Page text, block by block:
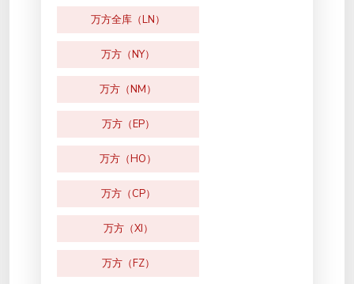
万方全库（LN）
万方（NY）
万方（NM）
万方（EP）
万方（HO）
万方（CP）
万方（XI）
万方（FZ）